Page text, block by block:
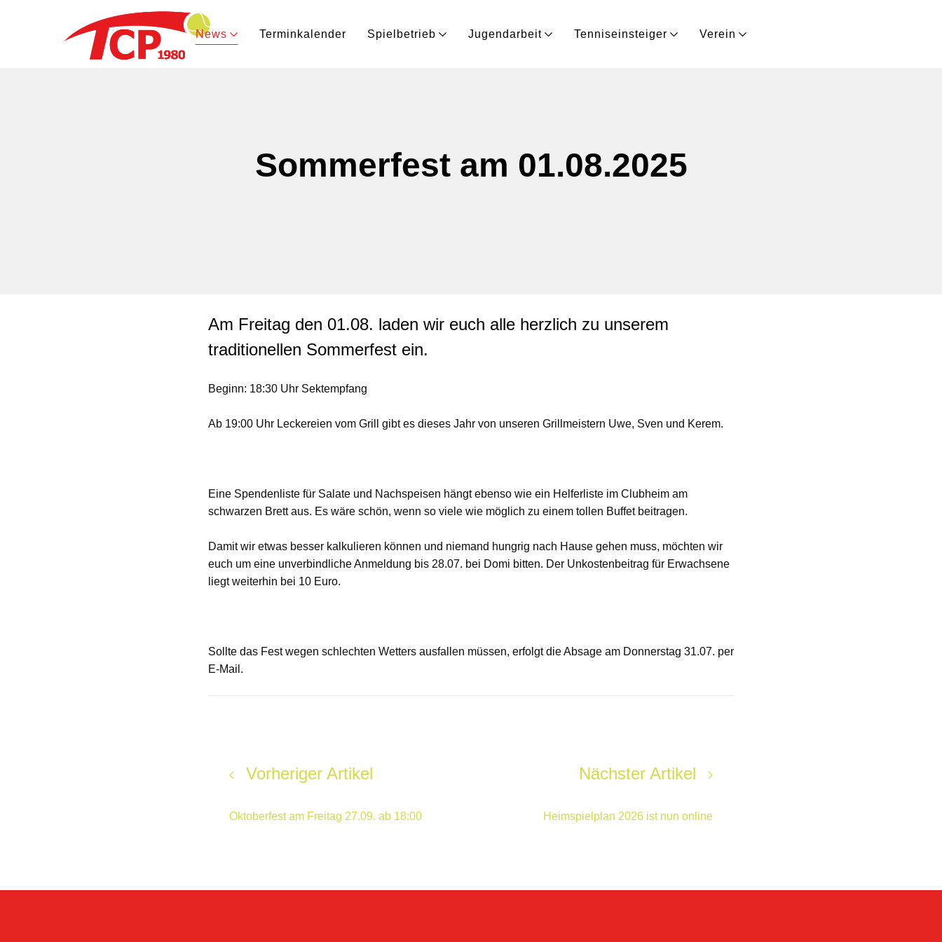
News Terminkalender Spielbetrieb Jugendarbeit Tenniseinsteiger Verein
Sommerfest am 01.08.2025
Am Freitag den 01.08. laden wir euch alle herzlich zu unserem
traditionellen Sommerfest ein.
Beginn: 18:30 Uhr Sektempfang
Ab 19:00 Uhr Leckereien vom Grill gibt es dieses Jahr von unseren Grillmeistern Uwe, Sven und Kerem.
Eine Spendenliste für Salate und Nachspeisen hängt ebenso wie ein Helferliste im Clubheim am
schwarzen Brett aus. Es wäre schön, wenn so viele wie möglich zu einem tollen Buffet beitragen.
Damit wir etwas besser kalkulieren können und niemand hungrig nach Hause gehen muss, möchten wir
euch um eine unverbindlicheAnmeldung bis 28.07. bei Domi bitten. Der Unkostenbeitrag für Erwachsene
liegt weiterhin bei 10 Euro.
Sollte das Fest wegen schlechten Wetters ausfallen müssen, erfolgt die Absage am Donnerstag 31.07. per
E-Mail.
Vorheriger Artikel
Oktoberfest am Freitag 27.09. ab 18:00
Nächster Artikel
Heimspielplan 2026 ist nun online